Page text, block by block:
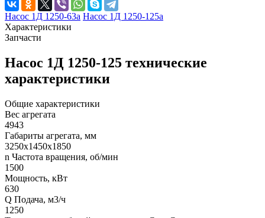
Насос 1Д 1250-63а Насос 1Д 1250-125а
Характеристики
Запчасти
Насос 1Д 1250-125 технические
характеристики
Общие характеристики
Вес агрегата
4943
Габариты агрегата, мм
3250х1450х1850
n Частота вращения, об/мин
1500
Мощность, кВт
630
Q Подача, м3/ч
1250